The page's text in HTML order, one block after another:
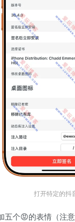
打开特定的抖
个😡的表情（注